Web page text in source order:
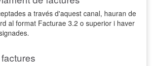
a través d'aquest canal, hauran de
al format Facturae 3.2 o superior i haver